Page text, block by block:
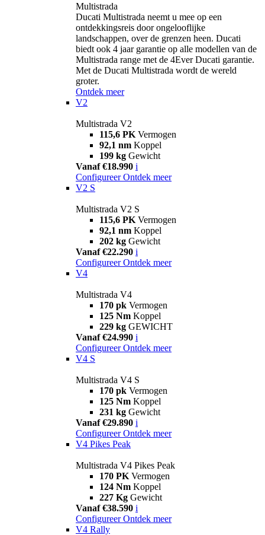
Multistrada
Ducati Multistrada neemt u mee op een
ontdekkingsreis door ongelooflijke
landschappen, over de grenzen heen. Ducati
biedt ook 4 jaar garantie op alle modellen van de
Multistrada range met de 4Ever Ducati garantie.
Met de Ducati Multistrada wordt de wereld
groter.
Ontdek meer
V2
Multistrada V2
115,6 PK Vermogen
92,1 nm Koppel
199 kg Gewicht
Vanaf €18.990 i
Configureer Ontdek meer
V2 S
Multistrada V2 S
115,6 PK Vermogen
92,1 nm Koppel
202 kg Gewicht
Vanaf €22.290 i
Configureer Ontdek meer
V4
Multistrada V4
170 pk Vermogen
125 Nm Koppel
229 kg GEWICHT
Vanaf €24.990 i
Configureer Ontdek meer
V4 S
Multistrada V4 S
170 pk Vermogen
125 Nm Koppel
231 kg Gewicht
Vanaf €29.890 i
Configureer Ontdek meer
V4 Pikes Peak
Multistrada V4 Pikes Peak
170 PK Vermogen
124 Nm Koppel
227 Kg Gewicht
Vanaf €38.590 i
Configureer Ontdek meer
V4 Rally